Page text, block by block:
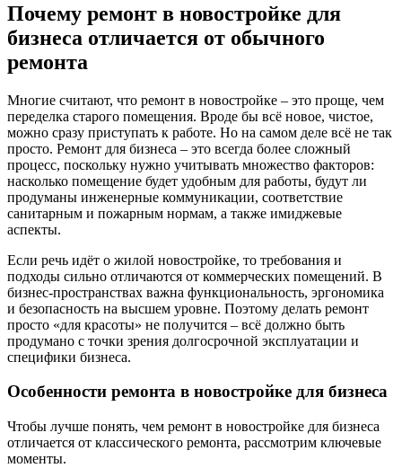
Почему ремонт в новостройке для
бизнеса отличается от обычного
ремонта
Многие считают, что ремонт в новостройке – это проще, чем
переделка старого помещения. Вроде бы всё новое, чистое,
можно сразу приступать к работе. Но на самом деле всё не так
просто. Ремонт для бизнеса – это всегда более сложный
процесс, поскольку нужно учитывать множество факторов:
насколько помещение будет удобным для работы, будут ли
продуманы инженерные коммуникации, соответствие
санитарным и пожарным нормам, а также имиджевые
аспекты.
Если речь идёт о жилой новостройке, то требования и
подходы сильно отличаются от коммерческих помещений. В
бизнес-пространствах важна функциональность, эргономика
и безопасность на высшем уровне. Поэтому делать ремонт
просто «для красоты» не получится – всё должно быть
продумано с точки зрения долгосрочной эксплуатации и
специфики бизнеса.
Особенности ремонта в новостройке для бизнеса
Чтобы лучше понять, чем ремонт в новостройке для бизнеса
отличается от классического ремонта, рассмотрим ключевые
моменты.